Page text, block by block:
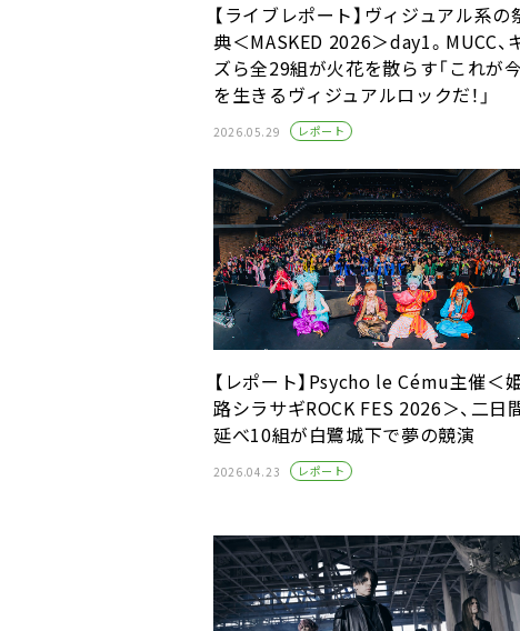
【ライブレポート】ヴィジュアル系の
典＜MASKED 2026＞day1。MUCC、
ズら全29組が火花を散らす「これが今
を生きるヴィジュアルロックだ！」
2026.05.29 レポート
【レポート】Psycho le Cému主催＜
路シラサギROCK FES 2026＞、二日
延べ10組が白鷺城下で夢の競演
2026.04.23 レポート